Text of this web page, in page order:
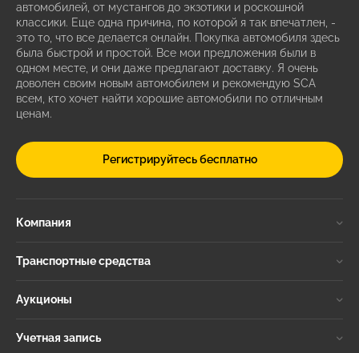
автомобилей, от мустангов до экзотики и роскошной
классики. Еще одна причина, по которой я так впечатлен, -
это то, что все делается онлайн. Покупка автомобиля здесь
была быстрой и простой. Все мои предложения были в
одном месте, и они даже предлагают доставку. Я очень
доволен своим новым автомобилем и рекомендую SCA
всем, кто хочет найти хорошие автомобили по отличным
ценам.
Регистрируйтесь бесплатно
Компания
Транспортные средства
Аукционы
Учетная запись